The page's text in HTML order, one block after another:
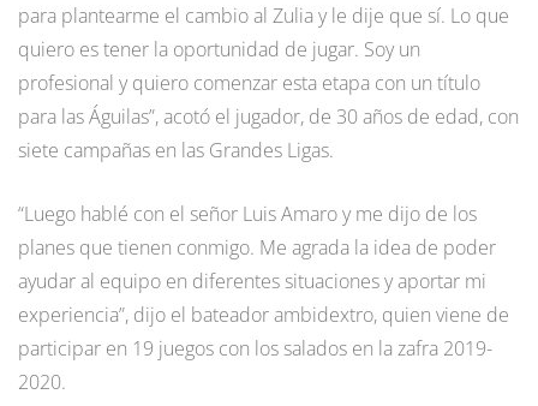
para plantearme el cambio al Zulia y le dije que sí. Lo que
quiero es tener la oportunidad de jugar. Soy un
profesional y quiero comenzar esta etapa con un título
para las Águilas”, acotó el jugador, de 30 años de edad, con
siete campañas en las Grandes Ligas.
“Luego hablé con el señor Luis Amaro y me dijo de los
planes que tienen conmigo. Me agrada la idea de poder
ayudar al equipo en diferentes situaciones y aportar mi
experiencia”, dijo el bateador ambidextro, quien viene de
participar en 19 juegos con los salados en la zafra 2019-
2020.